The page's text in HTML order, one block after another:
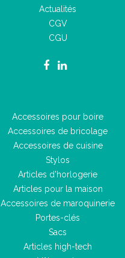
Actualités
CGV
CGU
Accessoires pour boire
Accessoires de bricolage
Accessoires de cuisine
Stylos
Articles d'horlogerie
Articles pour la maison
Accessoires de maroquinerie
Portes-clés
Sacs
Articles high-tech